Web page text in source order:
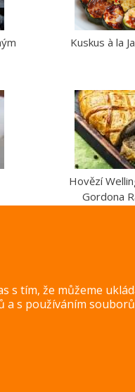
Kuskus à la
Hovězí
Gordona
s tím, že můžeme
a s používáním